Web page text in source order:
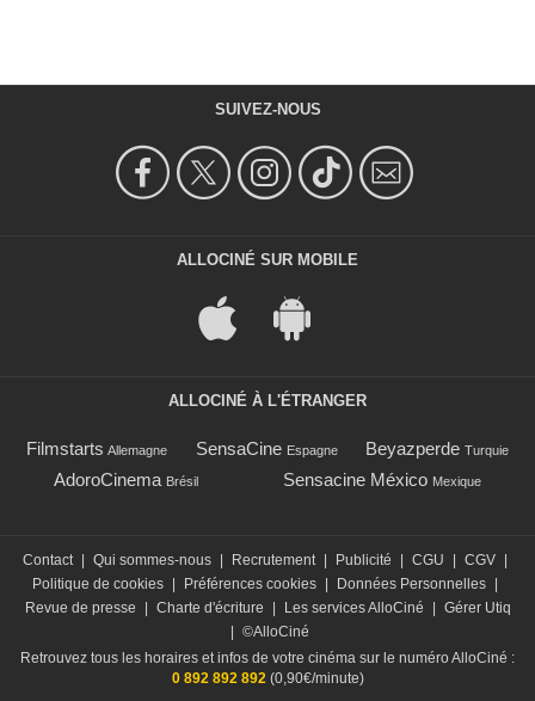
SUIVEZ-NOUS
ALLOCINÉ SUR MOBILE
ALLOCINÉ À L'ÉTRANGER
Filmstarts Allemagne SensaCine Espagne Beyazperde Turquie
AdoroCinema Brésil Sensacine México Mexique
Contact Qui sommes-nous Recrutement Publicité CGU CGV
Politique de cookies
Préférences cookies Données Personnelles
Revue de presse
Charte d'écriture Les services AlloCiné
Gérer Utiq
©AlloCiné
Retrouvez tous les horaires et infos de votre cinéma sur le numéro AlloCiné :
0 892 892 892(0,90€/minute)